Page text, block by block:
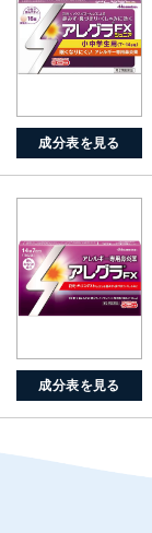
成分表を見る
成分表を見る